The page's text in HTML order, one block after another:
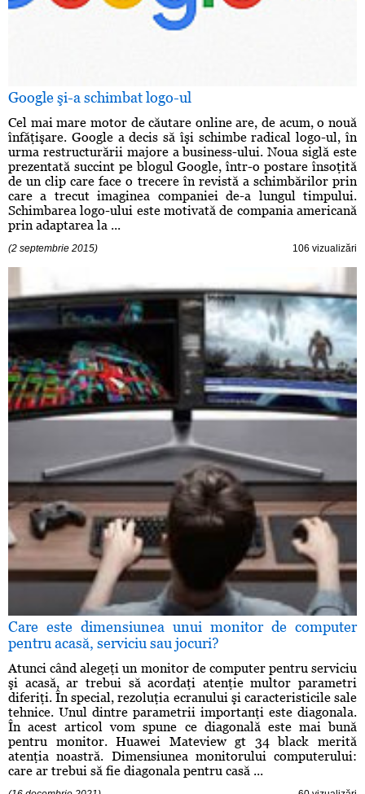
Google şi-a schimbat logo-ul
Cel mai mare motor de căutare online are, de acum, o nouă
înfăţişare. Google a decis să îşi schimbe radical logo-ul, în
urma restructurării majore a business-ului. Noua siglă este
prezentată succint pe blogul Google, într-o postare însoţită
de un clip care face o trecere în revistă a schimbărilor prin
care a trecut imaginea companiei de-a lungul timpului.
Schimbarea logo-ului este motivată de compania americană
prin adaptarea la ...
(2 septembrie 2015) 106 vizualizări
Care este dimensiunea unui monitor de computer
pentru acasă, serviciu sau jocuri?
Atunci când alegeţi un monitor de computer pentru serviciu
şi acasă, ar trebui să acordaţi atenţie multor parametri
diferiţi. În special, rezoluţia ecranului şi caracteristicile sale
tehnice. Unul dintre parametrii importanţi este diagonala.
În acest articol vom spune ce diagonală este mai bună
pentru monitor. Huawei Mateview gt 34 black merită
atenţia noastră. Dimensiunea monitorului computerului:
care ar trebui să fie diagonala pentru casă ...